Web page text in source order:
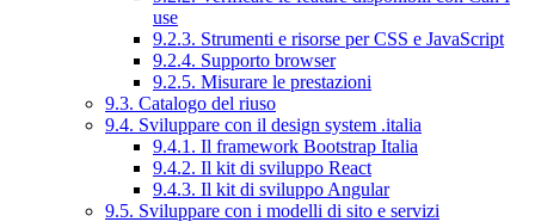
use
9.2.3. Strumenti e risorse per CSS e JavaScript
9.2.4. Supporto browser
9.2.5. Misurare le prestazioni
9.3. Catalogo del riuso
9.4. Sviluppare con il design system .italia
9.4.1. Il framework Bootstrap Italia
9.4.2. Il kit di sviluppo React
9.4.3. Il kit di sviluppo Angular
9.5. Sviluppare con i modelli di sito e servizi